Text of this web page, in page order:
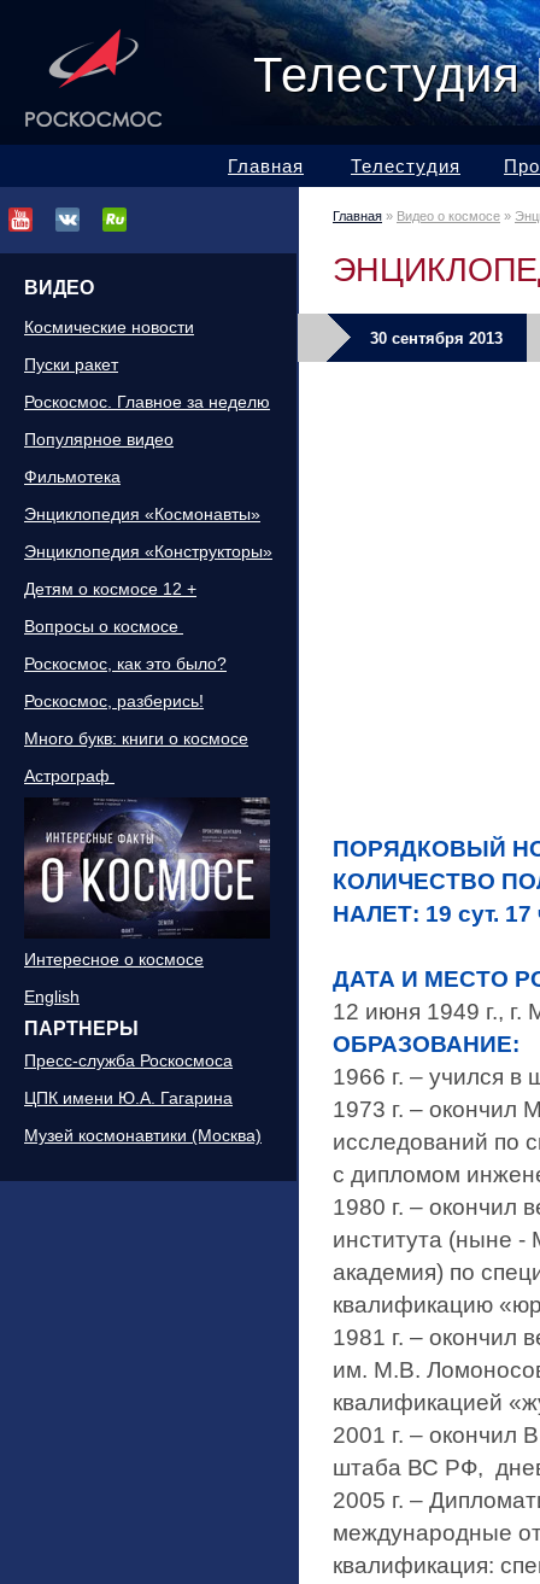
Главная Телестудия
ВИДЕО
Космические новости
Пуски ракет
Роскосмос. Главное за неделю
Популярное видео
Фильмотека
Энциклопедия «Космонавты»
Энциклопедия «Конструкторы»
Детям о космосе 12 +
Вопросы о космосе
Роскосмос, как это было?
Роскосмос, разберись!
Много букв: книги о космосе
Астрограф
Интересное о космосе
English
ПАРТНЕРЫ
Пресс-служба Роскосмоса
ЦПК имени Ю.А. Гагарина
Музей космонавтики (Москва)
Главная » Видео о космосе »
30 сентября 2013
КОЛИЧЕСТВО
НАЛЕТ: 19 сут.
ДАТА И МЕСТО
12 июня 1949 г.,
ОБРАЗОВАНИЕ:
1966 г. – учился
1973 г. – окончил
исследований по
с дипломом
1980 г. – окончил
института (ныне -
академия) по
квалификацию
1981 г. – окончил
им. М.В.
квалификацией
2001 г. – окончил
штаба ВС РФ,
2005 г. –
международные
квалификация: